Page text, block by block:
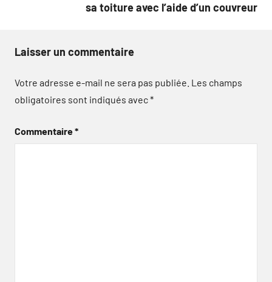
sa toiture avec l’aide d’un couvreur
Laisser un commentaire
Votre adresse e-mail ne sera pas publiée. Les champs
obligatoires sont indiqués avec*
Commentaire*